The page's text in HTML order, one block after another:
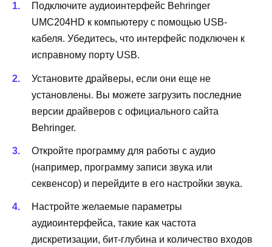
Подключите аудиоинтерфейс Behringer
UMC204HD к компьютеру с помощью USB-
кабеля. Убедитесь, что интерфейс подключен к
исправному порту USB.
Установите драйверы, если они еще не
установлены. Вы можете загрузить последние
версии драйверов с официального сайта
Behringer.
Откройте программу для работы с аудио
(например, программу записи звука или
секвенсор) и перейдите в его настройки звука.
Настройте желаемые параметры
аудиоинтерфейса, такие как частота
дискретизации, бит-глубина и количество входов